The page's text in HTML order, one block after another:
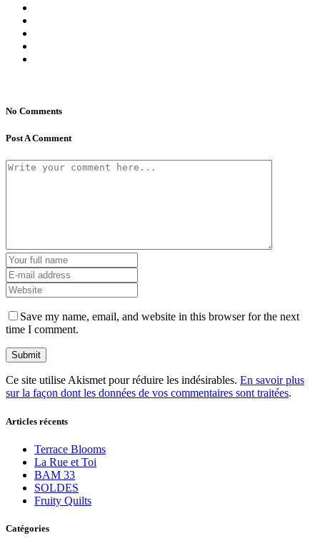
No Comments
Post A Comment
Save my name, email, and website in this browser for the next
time I comment.
Ce site utilise Akismet pour réduire les indésirables. En savoir plus
sur la façon dont les données de vos commentaires sont traitées.
Articles récents
Terrace Blooms
La Rue et Toi
BAM 33
SOLDES
Fruity Quilts
Catégories